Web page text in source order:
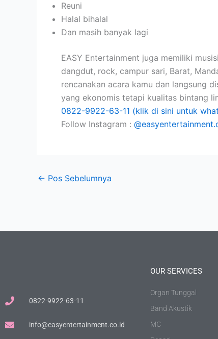
Reuni
Halal bihalal
Dan masih banyak lagi
EASY Entertainment juga memiliki
dangdut, rock, campur sari, Barat,
rencanakan acara kamu dan langsung
yang ekonomis tetapi kualitas bintang
0822-9922-63-11 (klik di sini untuk
Follow Instagram :
← Pos Sebelumnya
0822-9922-63-11
info@easyentertainment.co.id
OUR SERVICES
Organ Tunggal
Band Akustik
MC